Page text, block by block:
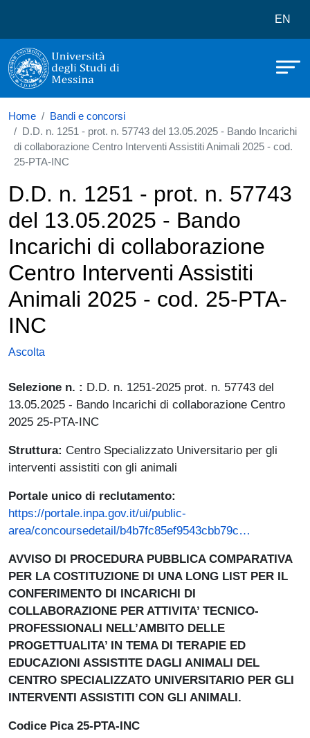
Università degli Studi di Messina
EN
Home
Bandi e concorsi
D.D. n. 1251 - prot. n. 57743 del 13.05.2025 - Bando Incarichi
di collaborazione Centro Interventi Assistiti Animali 2025 - cod.
25-PTA-INC
D.D. n. 1251 - prot. n. 57743
del 13.05.2025 - Bando
Incarichi di collaborazione
Centro Interventi Assistiti
Animali 2025 - cod. 25-PTA-
INC
Ascolta
Selezione n. : D.D. n. 1251-2025 prot. n. 57743 del
13.05.2025 - Bando Incarichi di collaborazione Centro
2025 25-PTA-INC
Struttura: Centro Specializzato Universitario per gli
interventi assistiti con gli animali
Portale unico di reclutamento:
https://portale.inpa.gov.it/ui/public-
area/concoursedetail/b4b7fc85ef9543cbb79c…
AVVISO DI PROCEDURA PUBBLICA COMPARATIVA
PER LA COSTITUZIONE DI UNA LONG LIST PER IL
CONFERIMENTO DI INCARICHI DI
COLLABORAZIONE PER ATTIVITA’ TECNICO-
PROFESSIONALI NELL’AMBITO DELLE
PROGETTUALITA’ IN TEMA DI TERAPIE ED
EDUCAZIONI ASSISTITE DAGLI ANIMALI DEL
CENTRO SPECIALIZZATO UNIVERSITARIO PER GLI
INTERVENTI ASSISTITI CON GLI ANIMALI.
Codice Pica 25-PTA-INC